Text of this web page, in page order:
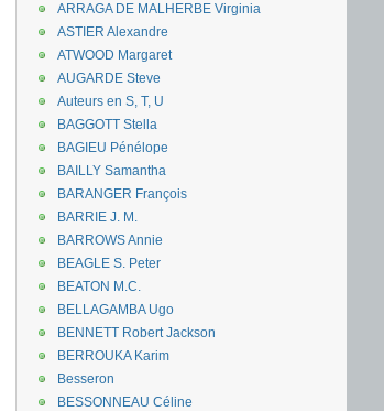
ARRAGA DE MALHERBE Virginia
ASTIER Alexandre
ATWOOD Margaret
AUGARDE Steve
Auteurs en S, T, U
BAGGOTT Stella
BAGIEU Pénélope
BAILLY Samantha
BARANGER François
BARRIE J. M.
BARROWS Annie
BEAGLE S. Peter
BEATON M.C.
BELLAGAMBA Ugo
BENNETT Robert Jackson
BERROUKA Karim
Besseron
BESSONNEAU Céline